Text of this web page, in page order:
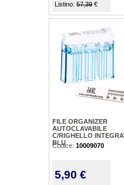
Listino: 57,39 €
FILE ORGANIZER
AUTOCLAVABILE
C/RIGHELLO
BLU
Codice: 10009070
5,90 €